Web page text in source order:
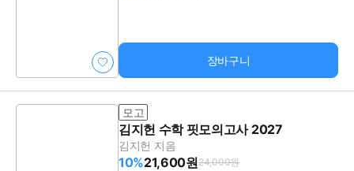
장바구니
모고
김지헌 수학 핏모의고사 2027
김지헌 지음
10%21,600원24,000원